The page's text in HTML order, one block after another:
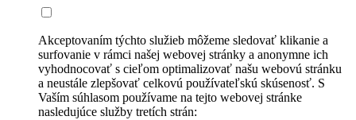
Akceptovaním týchto služieb môžeme sledovať klikanie a
surfovanie v rámci našej webovej stránky a anonymne ich
vyhodnocovať s cieľom optimalizovať našu webovú stránku
a neustále zlepšovať celkovú používateľskú skúsenosť. S
Vaším súhlasom používame na tejto webovej stránke
nasledujúce služby tretích strán: